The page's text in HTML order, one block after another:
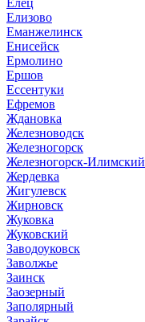
Елизово
Еманжелинск
Енисейск
Ермолино
Ершов
Ессентуки
Ефремов
Ждановка
Железноводск
Железногорск
Железногорск-Илимский
Жердевка
Жигулевск
Жирновск
Жуковка
Жуковский
Заводоуковск
Заволжье
Заинск
Заозерный
Заполярный